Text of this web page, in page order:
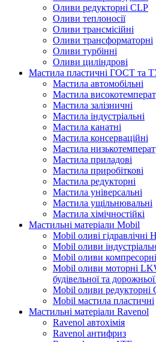
Оливи редукторні CLP
Оливи теплоносії
Оливи трансмісійні
Оливи трансформаторні
Оливи турбінні
Оливи циліндрові
Мастила пластичні ГОСТ та
Мастила автомобільні
Мастила
Мастила залізничні
Мастила індустріальні
Мастила канатні
Мастила консерваційні
Мастила
Мастила приладові
Мастила приробіткові
Мастила редукторні
Мастила універсальні
Мастила ущільнювальні
Мастила хімічностійкі
Мастильні матеріали Mobil
Mobil оливі
Mobil оливи
Mobil оливи компресорні
Mobil оливи моторні
будівельної та
Mobil оливи редукторні
Mobil мастила пластичні
Мастильні матеріали Ravenol
Ravenol автохімія
Ravenol антифриз